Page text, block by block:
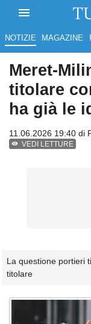
NOTIZIE MAGAZINE
Meret-
titolare
ha già le
11.06.2026 19:40 di
VEDI LETTURE
La questione portieri
titolare